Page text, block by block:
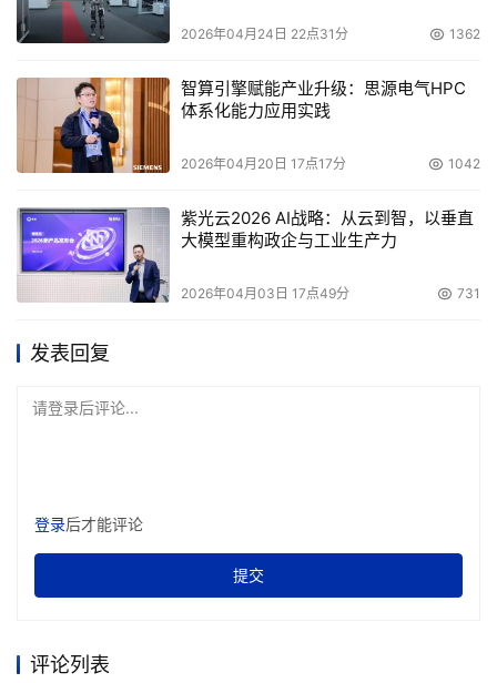
RoHS（restriction of hazardous substances，有害物质
限定标准）。
未来之路
服务器、存储和网络制造商正在紧密合作在存储产品中
为在数据中心和计算生态系统中提高能源效率而忙碌，他们
通过最好的范例向企业提供行业建议并且倡导将提高整个数
据中心能源效率的技术。Clark说：“绿色网格组织重点强调
数据中心，SNIA的重心放在存储网络上，包括阵列和网络
成员，SNIA的工作将放在开发应用于存储网络的行业标
准。”“这些标准在选择设备、设计存储结构体系和控制成本
色”存储问题方面，相关的法律、法规主要集中在以下三个
1． 服务器和数据系统的能源利用效率。
2． 在计算机和其它技术设备中使用的有害材料。
2026年04月24日 22点31分 1362
智算引擎赋能产业升级：思源电气HPC
体系化能力应用实践
2026年04月20日 17点17分 1042
紫光云2026 AI战略：从云到智，以垂直
大模型重构政企与工业生产力
2026年04月03日 17点49分 731
发表回复
请登录后评论...
登录后才能评论
提交
评论列表